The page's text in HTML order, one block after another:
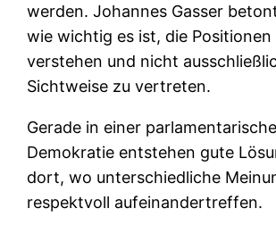
werden. Johannes Gasser
wie wichtig es ist, die Positionen
verstehen und nicht
Sichtweise zu vertreten.
Gerade in einer
Demokratie entstehen gute
dort, wo unterschiedliche
respektvoll aufeinandertreffen.